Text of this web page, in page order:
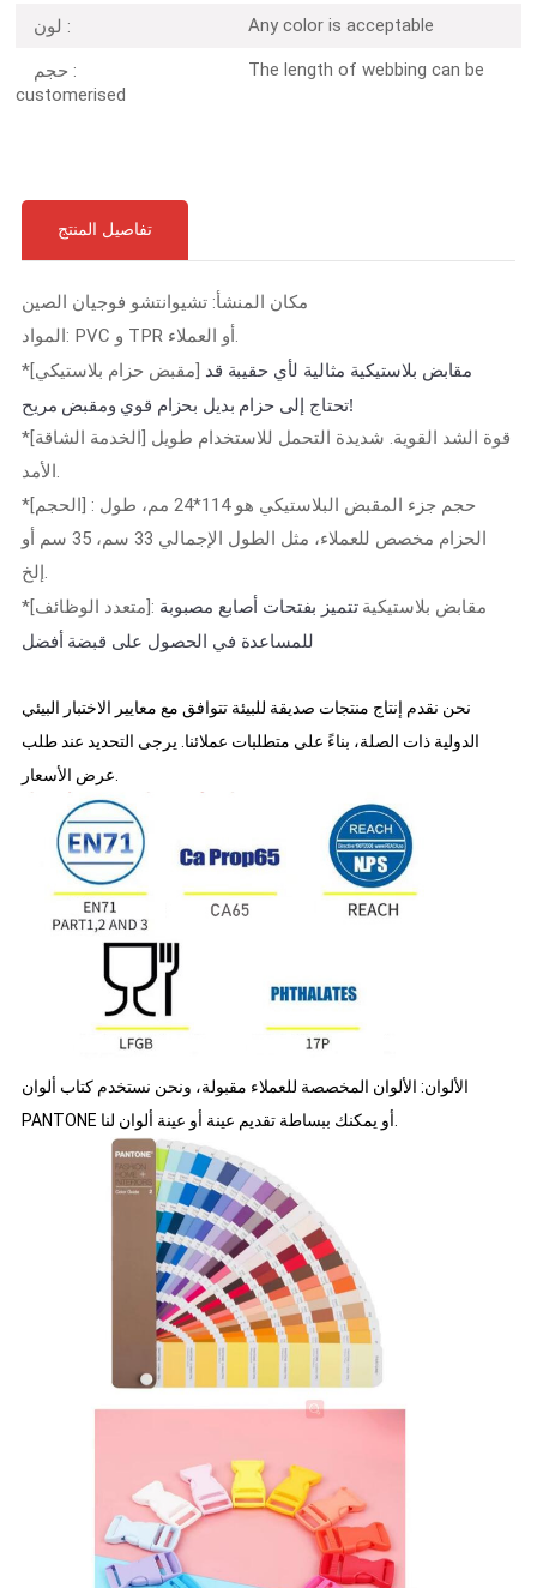
لون : Any color is acceptable
حجم :
The length of webbing can be
customerised
تفاصيل المنتج
مكان المنشأ: تشيوانتشو فوجيان الصين
المواد: PVC و TPR أو العملاء.
*[مقبض حزام بلاستيكي]
مقابض بلاستيكية مثالية لأي حقيبة قد
تحتاج إلى حزام بديل بحزام قوي ومقبض مريح!
*[الخدمة الشاقة] قوة الشد القوية. شديدة التحمل للاستخدام طويل
الأمد.
*[الحجم] : حجم جزء المقبض البلاستيكي هو 114*24 مم، طول
الحزام مخصص للعملاء، مثل الطول الإجمالي 33 سم، 35 سم أو
إلخ.
*[متعدد الوظائف]: مقابض بلاستيكيةتتميز بفتحات أصابع مصبوبة
للمساعدة في الحصول على قبضة أفضل
نحن نقدم إنتاج منتجات صديقة للبيئة تتوافق مع معايير الاختبار البيئي
الدولية ذات الصلة، بناءً على متطلبات عملائنا. يرجى التحديد عند طلب
الألوان: الألوان المخصصة للعملاء مقبولة، ونحن نستخدم كتاب ألوان
PANTONE أو يمكنك ببساطة تقديم عينة أو عينة ألوان لنا.